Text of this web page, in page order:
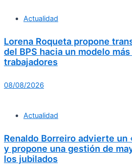
Actualidad
Lorena Roqueta propone
del BPS hacia un modelo
trabajadores
08/08/2026
Actualidad
Renaldo Borreiro advierte un
y propone una gestión de
los jubilados